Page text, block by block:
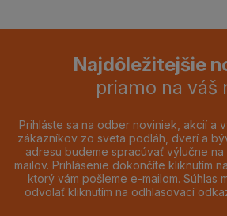
Najdôležitejšie
priamo na váš
Prihláste sa na odber noviniek, akcií a
zákazníkov zo sveta podláh, dverí a
adresu budeme spracúvať výlučne
mailov. Prihlásenie dokončíte kliknutím
ktorý vám pošleme e-mailom. Súhlas
odvolať kliknutím na odhlasovací